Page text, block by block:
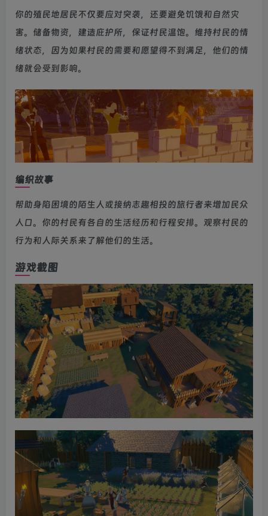
你的殖民地居民不仅要应对突袭，还要避免饥饿和自然灾
害。储备物资，建造庇护所，保证村民温饱。维持村民的情
绪状态，因为如果村民的需要和愿望得不到满足，他们的情
绪就会受到影响。
编织故事
帮助身陷困境的陌生人或接纳志趣相投的旅行者来增加民众
人口。你的村民有各自的生活经历和行程安排。观察村民的
行为和人际关系来了解他们的生活。
游戏截图